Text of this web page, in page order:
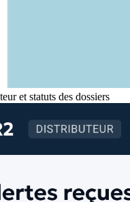
et statuts des dossiers